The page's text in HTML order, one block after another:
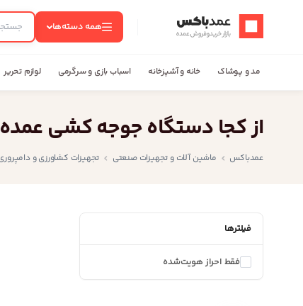
عمدباکس — بازگشت به صفحه اصلی همه دسته‌ها
مد و پوشاک خانه و آشپزخانه اسباب بازی و سرگرمی لوازم تحریر
از کجا دستگاه جوجه کشی
عمدباکس ماشین آلات و تجهیزات صنعتی تجهیزات کشاورزی و
فیلترها
فقط احراز هویت‌شده